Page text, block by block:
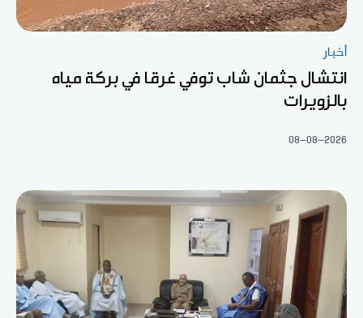
أخبار
انتشال جثمان شاب توفي غرقا في بركة مياه
بالزويرات
08-08-2026